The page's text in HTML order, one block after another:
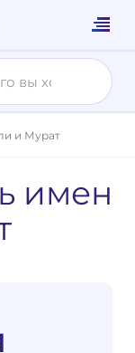
и Мурат
имен